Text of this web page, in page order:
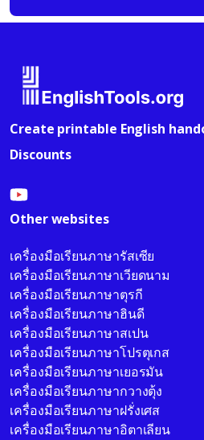
Create printable English
Discounts
Other websites
เครื่องมือเรียนภาษารัสเซีย
เครื่องมือเรียนภาษาเวียดนาม
เครื่องมือเรียนภาษาตุรกี
เครื่องมือเรียนภาษาฮินดี
เครื่องมือเรียนภาษาสเปน
เครื่องมือเรียนภาษาโปรตุเกส
เครื่องมือเรียนภาษาเยอรมัน
เครื่องมือเรียนภาษากวางตุ้ง
เครื่องมือเรียนภาษาฝรั่งเศส
เครื่องมือเรียนภาษาอิตาเลียน